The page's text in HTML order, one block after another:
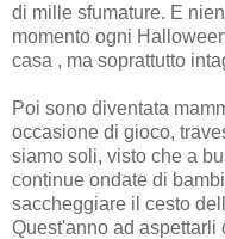
di mille sfumature. E
momento ogni
casa , ma soprattutto
Poi sono diventata
occasione di gioco,
siamo soli, visto che a
continue ondate di
saccheggiare il cesto
Quest'anno ad aspettarli